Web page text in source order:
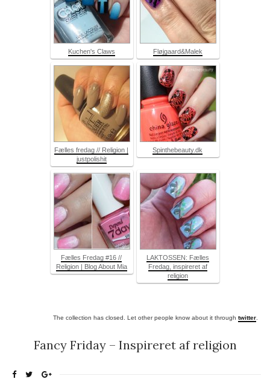
Kuchen's Claws Fløjgaard&Malek
Fælles fredag // Religion |
justpolishit
Spinthebeauty.dk
Fælles Fredag #16 //
Religion | Blog About Mia
LAKTOSSEN: Fælles
Fredag, inspireret af
religion
The collection has closed. Let other people know about it through twitter.
Fancy Friday – Inspireret af religion